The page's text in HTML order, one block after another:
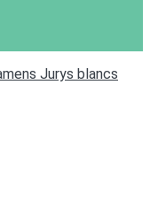
Jurys blancs